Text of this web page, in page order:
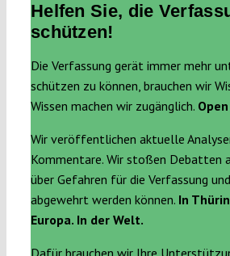
Helfen Sie, die
schützen!
Die Verfassung gerät immer mehr
schützen zu können, brauchen wir
Wissen machen wir zugänglich.
Wir veröffentlichen aktuelle
Kommentare. Wir stoßen Debatten
über Gefahren für die Verfassung
abgewehrt werden können. In
Europa. In der Welt.